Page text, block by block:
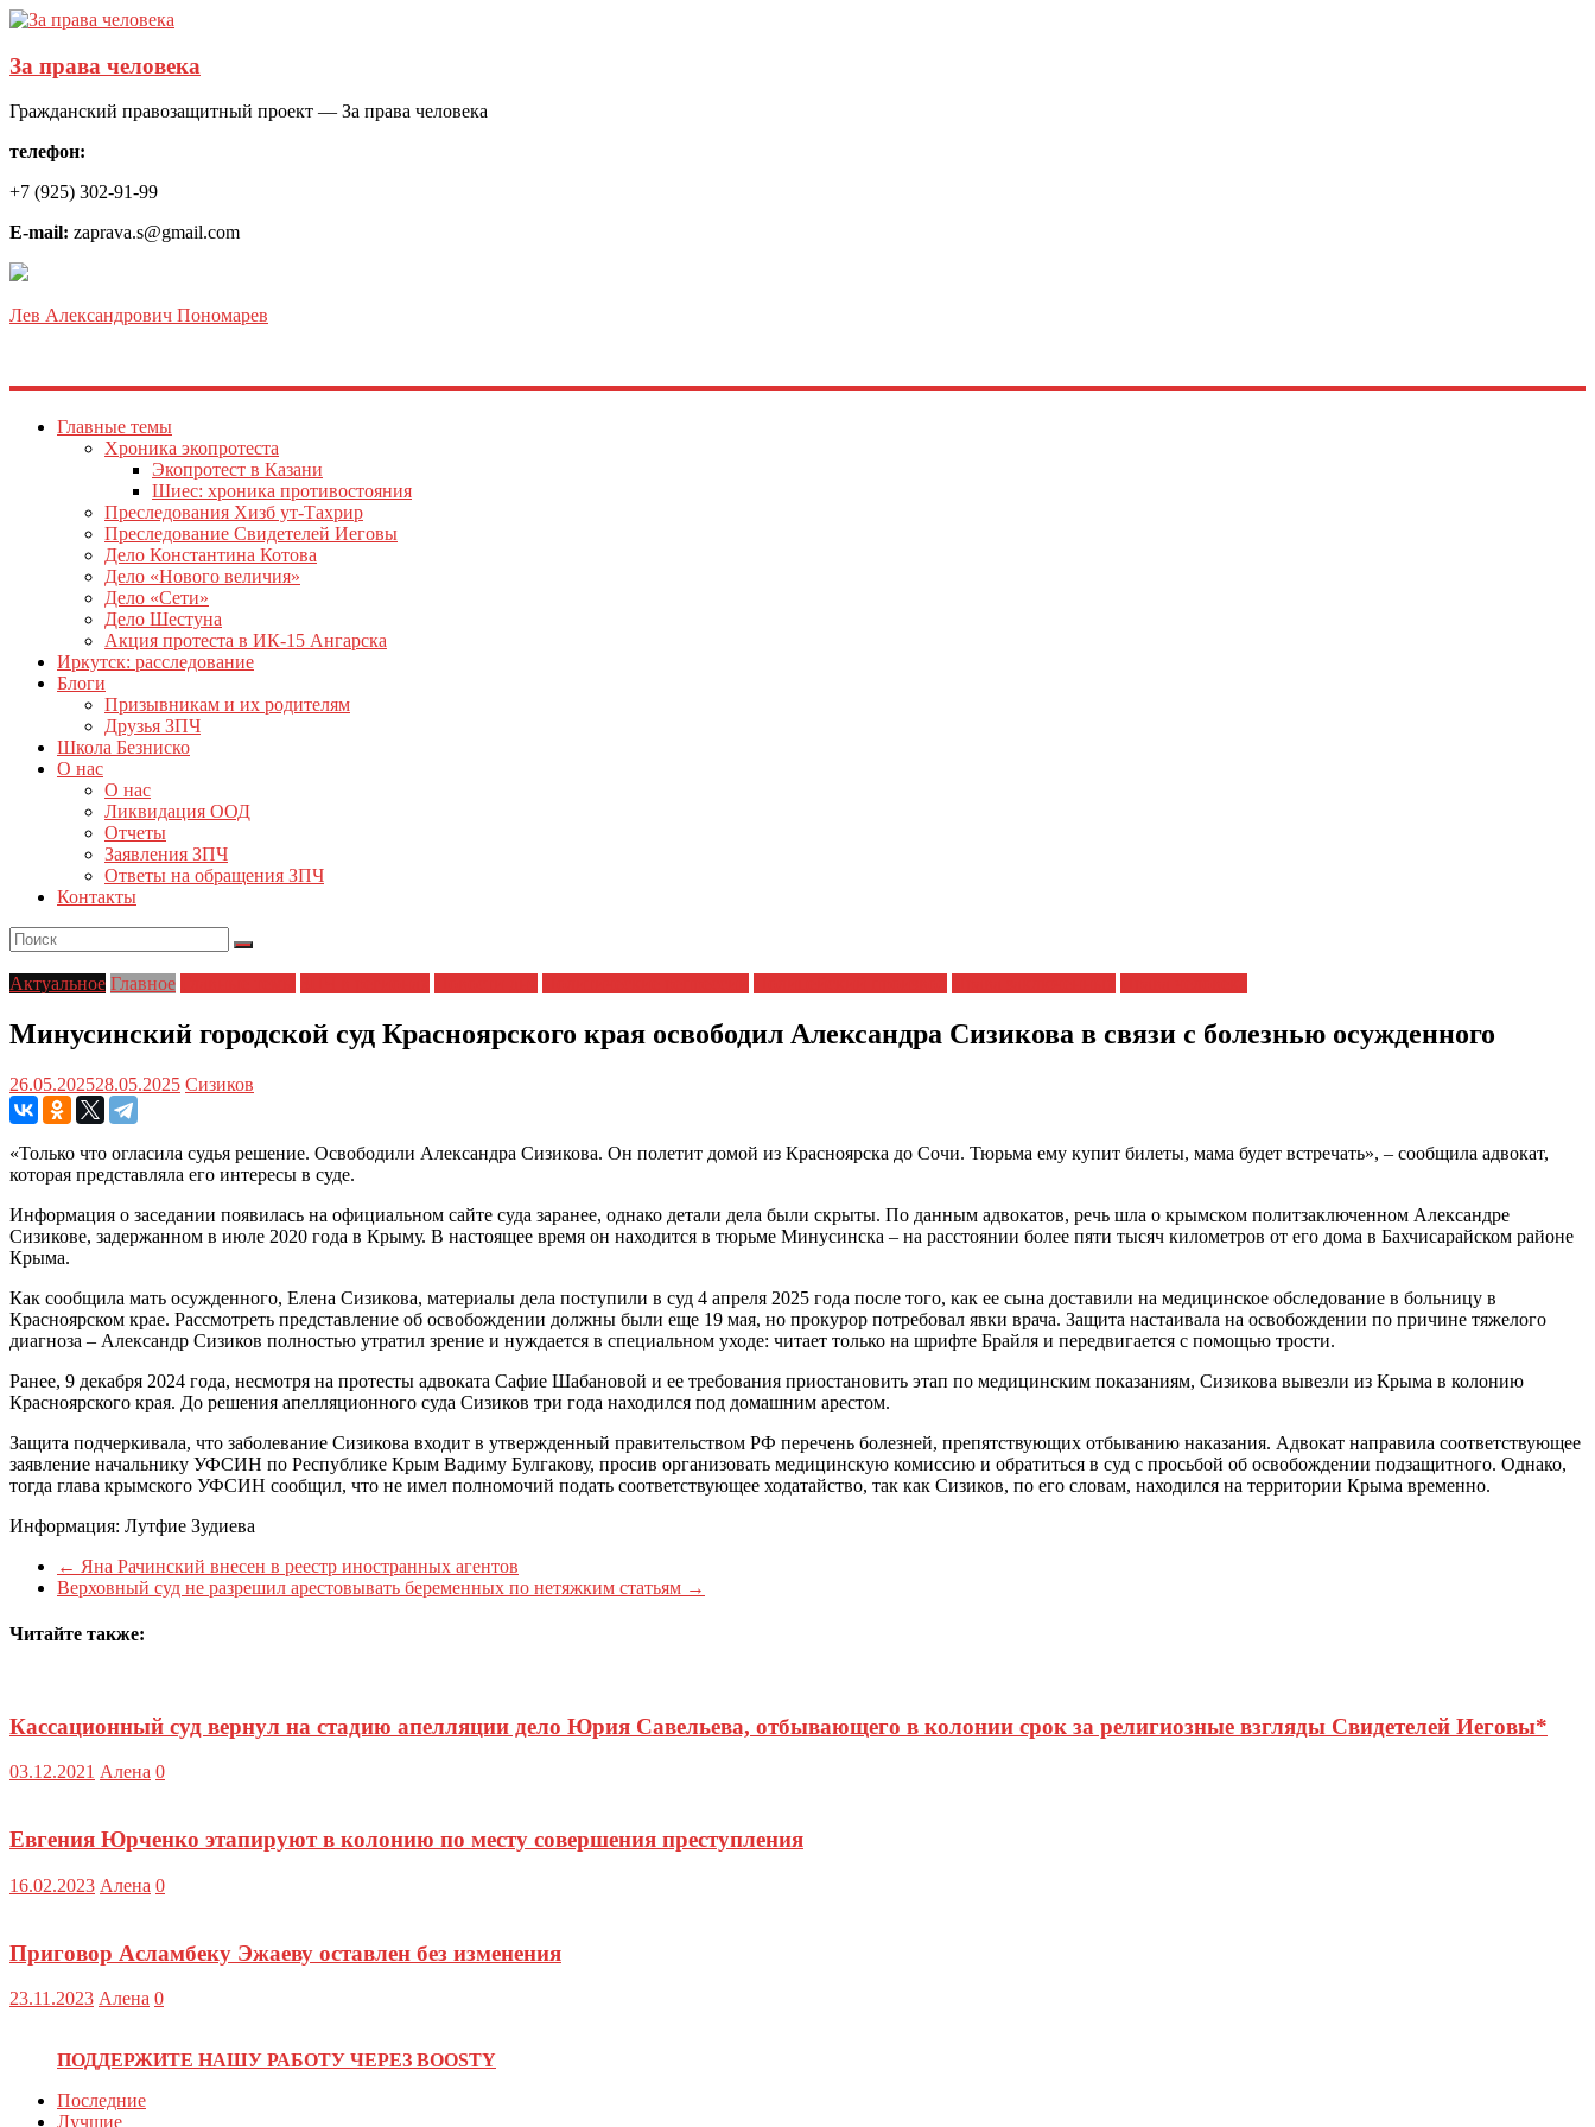
За права человека
Гражданский правозащитный проект — За права человека
телефон:
+7 (925) 302-91-99
E-mail: zaprava.s@gmail.com
Лев Александрович Пономарев
Главные темы
Хроника экопротеста
Экопротест в Казани
Шиес: хроника противостояния
Преследования Хизб ут-Тахрир
Преследование Свидетелей Иеговы
Дело Константина Котова
Дело «Нового величия»
Дело «Сети»
Дело Шестуна
Акция протеста в ИК-15 Ангарска
Иркутск: расследование
Блоги
Призывникам и их родителям
Друзья ЗПЧ
Школа Безниско
О нас
О нас
Ликвидация ООД
Отчеты
Заявления ЗПЧ
Ответы на обращения ЗПЧ
Контакты
Актуальное Главное
Минусинский городской суд Красноярского края освободил Александра Сизикова в связи с болезнью осужденного
26.05.202528.05.2025 Сизиков
«Только что огласила судья решение. Освободили Александра Сизикова. Он полетит домой из Красноярска до Сочи. Тюрьма ему купит билеты, мама будет встречать», – сообщила адвокат,
которая представляла его интересы в суде.
Информация о заседании появилась на официальном сайте суда заранее, однако детали дела были скрыты. По данным адвокатов, речь шла о крымском политзаключенном Александре
Сизикове, задержанном в июле 2020 года в Крыму. В настоящее время он находится в тюрьме Минусинска – на расстоянии более пяти тысяч километров от его дома в Бахчисарайском районе
Крыма.
Как сообщила мать осужденного, Елена Сизикова, материалы дела поступили в суд 4 апреля 2025 года после того, как ее сына доставили на медицинское обследование в больницу в
Красноярском крае. Рассмотреть представление об освобождении должны были еще 19 мая, но прокурор потребовал явки врача. Защита настаивала на освобождении по причине тяжелого
диагноза – Александр Сизиков полностью утратил зрение и нуждается в специальном уходе: читает только на шрифте Брайля и передвигается с помощью трости.
Ранее, 9 декабря 2024 года, несмотря на протесты адвоката Сафие Шабановой и ее требования приостановить этап по медицинским показаниям, Сизикова вывезли из Крыма в колонию
Красноярского края. До решения апелляционного суда Сизиков три года находился под домашним арестом.
Защита подчеркивала, что заболевание Сизикова входит в утвержденный правительством РФ перечень болезней, препятствующих отбыванию наказания. Адвокат направила соответствующее
заявление начальнику УФСИН по Республике Крым Вадиму Булгакову, просив организовать медицинскую комиссию и обратиться в суд с просьбой об освобождении подзащитного. Однако,
тогда глава крымского УФСИН сообщил, что не имел полномочий подать соответствующее ходатайство, так как Сизиков, по его словам, находился на территории Крыма временно.
Информация: Лутфие Зудиева
← Яна Рачинский внесен в реестр иностранных агентов
Верховный суд не разрешил арестовывать беременных по нетяжким статьям →
Читайте также:
Кассационный суд вернул на стадию апелляции дело Юрия Савельева, отбывающего в колонии срок за религиозные взгляды Свидетелей Иеговы*
03.12.2021 Алена 0
Евгения Юрченко этапируют в колонию по месту совершения преступления
16.02.2023 Алена 0
Приговор Асламбеку Эжаеву оставлен без изменения
23.11.2023 Алена 0
ПОДДЕРЖИТЕ НАШУ РАБОТУ ЧЕРЕЗ BOOSTY
Последние
Лучшие